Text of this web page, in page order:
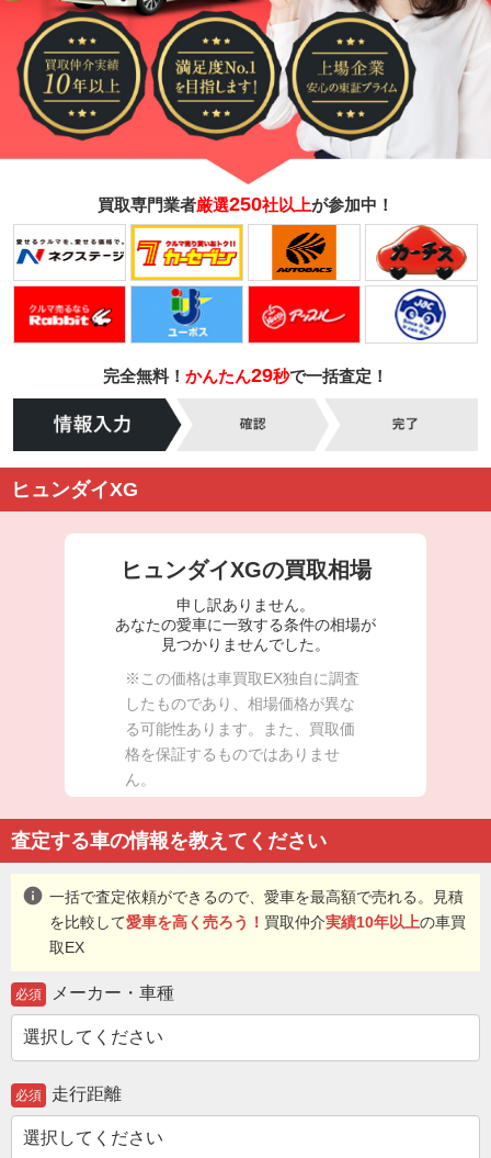
買取専門業者厳選250社以上が参加中！
完全無料！ かんたん29秒で一括査定！
ヒュンダイXG
ヒュンダイXGの買取相場
申し訳ありません。
あなたの愛車に一致する条件の相場が
見つかりませんでした。
※この価格は車買取EX独自に調査
したものであり、相場価格が異な
る可能性あります。また、買取価
格を保証するものではありませ
ん。
査定する車の情報を教えてください
info 一括で査定依頼ができるので、愛車を最高額で売れる。見積
を比較して愛車を高く売ろう！ 買取仲介実績10年以上の車買
取EX
必須 メーカー・車種
必須 走行距離